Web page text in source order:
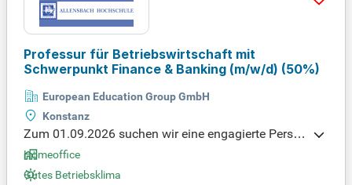
Professur für Betriebswirtschaft mit
Schwerpunkt Finance & Banking (m/w/d) (50%)
European Education Group GmbH
Konstanz
Zum 01.09.2026 suchen wir eine engagierte Perso
n für die Professur für Betriebswirtschaft mit Schw
erpunkt Finance & Banking (m/w/d). Bewerber soll
Homeoffice
Gutes Betriebsklima